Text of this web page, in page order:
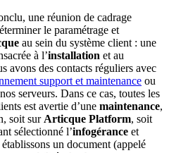
une réunion de cadrage
le paramétrage et
au sein du système client : une
à l’installation et au
avons des contacts réguliers avec
support et maintenance ou
serveurs. Dans ce cas, toutes les
est avertie d’une maintenance,
soit sur Articque Platform, soit
sélectionné l’infogérance et
établissons un document (appelé